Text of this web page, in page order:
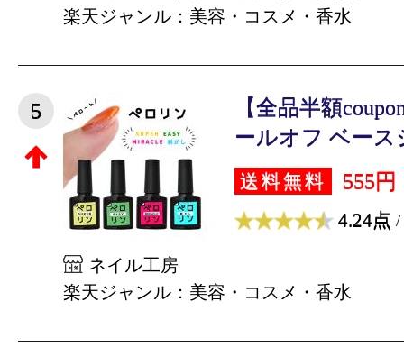
楽天ジャンル：美容・コスメ・香水
5
【全品半額
ールオフ ベース
送料無料 555円
4.24点 /
ネイル工房
楽天ジャンル：美容・コスメ・香水